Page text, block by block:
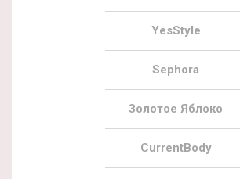
YesStyle
Sephora
Золотое Яблоко
CurrentBody